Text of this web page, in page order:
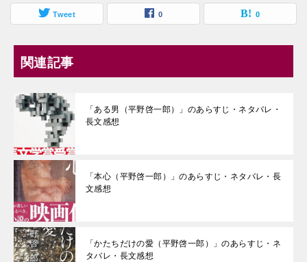
Tweet 0 0
関連記事
「ある男（平野啓一郎）」のあらすじ・ネタバレ・
長文感想
「本心（平野啓一郎）」のあらすじ・ネタバレ・長
文感想
「かたちだけの愛（平野啓一郎）」のあらすじ・ネ
タバレ・長文感想